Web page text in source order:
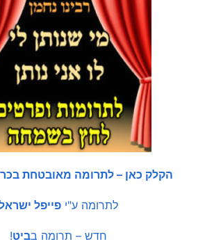
הקלק כאן – לתרומה מאובטחת
לתרומה ע"י פייפל
חדש – תרומה בביט!